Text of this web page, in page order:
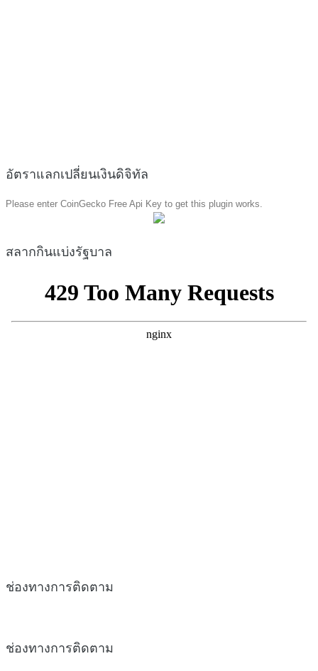
อัตราแลกเปลี่ยนเงินดิจิทัล
Please enter CoinGecko Free Api Key to get this plugin works.
สลากกินแบ่งรัฐบาล
ช่องทางการติดตาม
ช่องทางการติดตาม